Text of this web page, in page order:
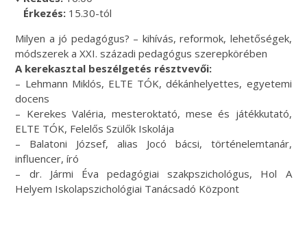
Érkezés: 15.30-tól
Milyen a jó pedagógus? – kihívás, reformok, lehetőségek,
módszerek a XXI. századi pedagógus szerepkörében
A kerekasztal beszélgetés résztvevői:
– Lehmann Miklós, ELTE TÓK, dékánhelyettes, egyetemi
docens
– Kerekes Valéria, mesteroktató, mese és játékkutató,
ELTE TÓK, Felelős Szülők Iskolája
– Balatoni József, alias Jocó bácsi, történelemtanár,
influencer, író
– dr. Jármi Éva pedagógiai szakpszichológus, Hol A
Helyem Iskolapszichológiai Tanácsadó Központ